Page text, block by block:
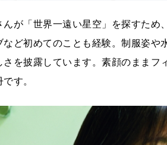
が「世界一遠い星空」を探すため
ど初めてのことも経験。制服姿や
を披露しています。素顔のままフ
す。